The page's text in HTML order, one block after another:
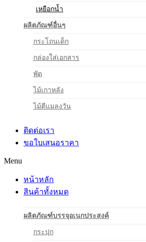
เหยือกน้ำ
ผลิตภัณฑ์อื่นๆ
กระโถนเด็ก
กล่องใส่เอกสาร
พัด
ไม้เกาหลัง
ไม้ตีแมลงวัน
ติดต่อเรา
ขอใบเสนอราคา
Menu
หน้าหลัก
สินค้าทั้งหมด
ผลิตภัณฑ์บรรจุอเนกประสงค์
กระปุก